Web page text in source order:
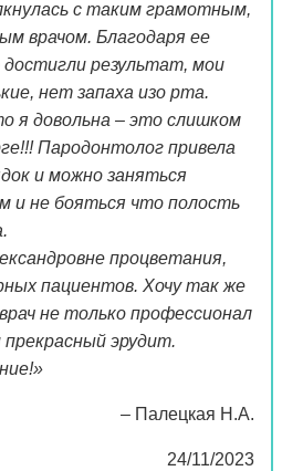
с таким грамотным,
врачом. Благодаря ее
результат, мои
нет запаха изо рта.
я довольна – это слишком
Пародонтолог привела
и можно заняться
и не бояться что полость
процветания,
пациентов. Хочу так же
не только профессионал
прекрасный эрудит.
– Палецкая Н.А.
24/11/2023